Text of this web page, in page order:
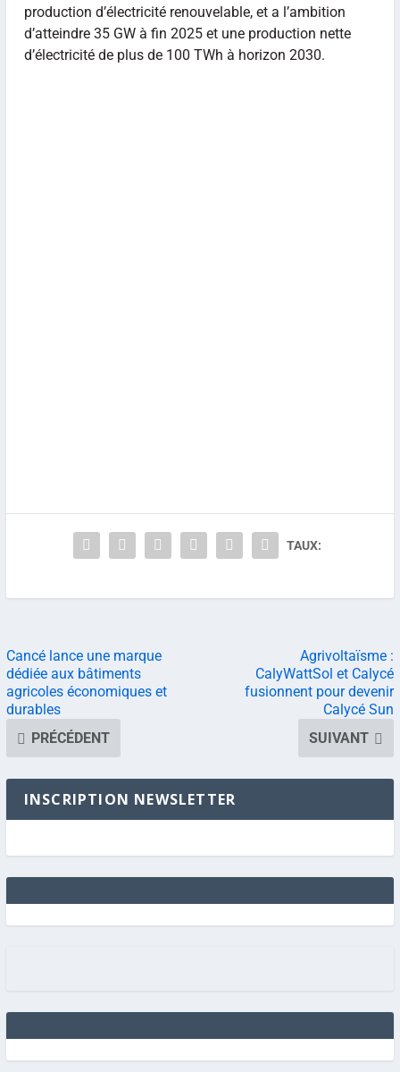
production d’électricité renouvelable, et a l’ambition
d’atteindre 35 GW à fin 2025 et une production nette
d’électricité de plus de 100 TWh à horizon 2030.
TAUX:
Cancé lance une marque
dédiée aux bâtiments
agricoles économiques et
durables
PRÉCÉDENT
Agrivoltaïsme :
CalyWattSol et Calycé
fusionnent pour devenir
Calycé Sun
SUIVANT
INSCRIPTION NEWSLETTER